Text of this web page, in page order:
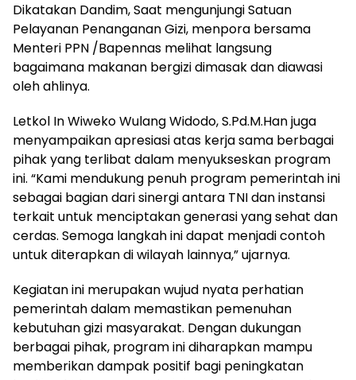
Dikatakan Dandim, Saat mengunjungi Satuan
Pelayanan Penanganan Gizi, menpora bersama
Menteri PPN /Bapennas melihat langsung
bagaimana makanan bergizi dimasak dan diawasi
oleh ahlinya.
Letkol In Wiweko Wulang Widodo, S.Pd.M.Han juga
menyampaikan apresiasi atas kerja sama berbagai
pihak yang terlibat dalam menyukseskan program
ini. “Kami mendukung penuh program pemerintah ini
sebagai bagian dari sinergi antara TNI dan instansi
terkait untuk menciptakan generasi yang sehat dan
cerdas. Semoga langkah ini dapat menjadi contoh
untuk diterapkan di wilayah lainnya,” ujarnya.
Kegiatan ini merupakan wujud nyata perhatian
pemerintah dalam memastikan pemenuhan
kebutuhan gizi masyarakat. Dengan dukungan
berbagai pihak, program ini diharapkan mampu
memberikan dampak positif bagi peningkatan